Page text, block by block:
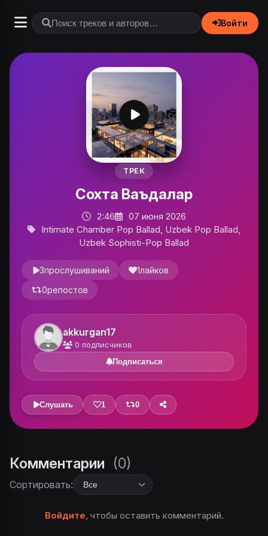
Войти
ТРЕК
Сохта Ваъдалар
2:46
07 июня 2026
Intimate Chamber Pop Ballad, Uzbek Pop Ballad,
Uzbek Sophisti-Pop Ballad
3прослушиваний 1лайков
0репостов
akkurgan17
0 подписчиков
Подписаться
Слушать 1 0
Комментарии (0)
Сортировать:
Войдите, чтобы оставить комментарий.